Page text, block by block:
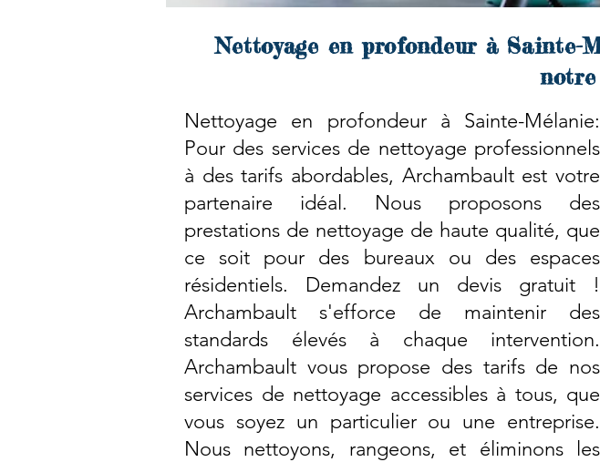
Nettoyage en profondeur à
Nettoyage en profondeur à Sainte-Mélanie:
Pour des services de nettoyage professionnels
à des tarifs abordables, Archambault est votre
partenaire idéal. Nous proposons des
prestations de nettoyage de haute qualité, que
ce soit pour des bureaux ou des espaces
résidentiels. Demandez un devis gratuit !
Archambault s'efforce de maintenir des
standards élevés à chaque intervention.
Archambault vous propose des tarifs de nos
services de nettoyage accessibles à tous, que
vous soyez un particulier ou une entreprise.
Nous nettoyons, rangeons, et éliminons les